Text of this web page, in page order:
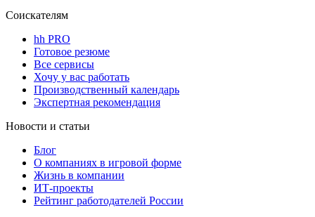
Соискателям
hh PRO
Готовое резюме
Все сервисы
Хочу у вас работать
Производственный календарь
Экспертная рекомендация
Новости и статьи
Блог
О компаниях в игровой форме
Жизнь в компании
ИТ-проекты
Рейтинг работодателей России